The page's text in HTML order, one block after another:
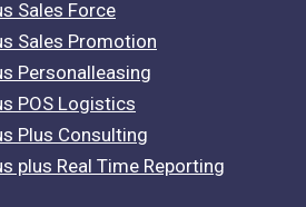
Sales Force
Sales Promotion
Personalleasing
POS Logistics
Plus Consulting
plus Real Time Reporting